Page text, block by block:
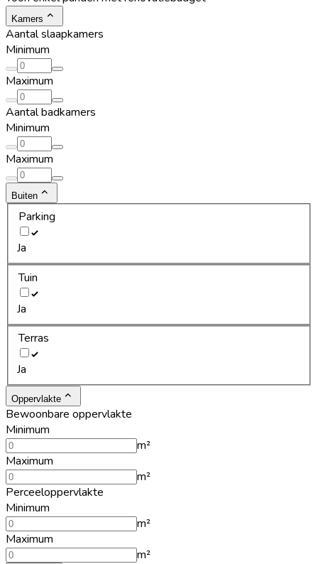
Kamers
Aantal slaapkamers
Minimum
Maximum
Aantal badkamers
Minimum
Maximum
Buiten
Parking
Ja
Tuin
Ja
Terras
Ja
Oppervlakte
Bewoonbare oppervlakte
Minimum
m²
Maximum
m²
Perceeloppervlakte
Minimum
m²
Maximum
m²